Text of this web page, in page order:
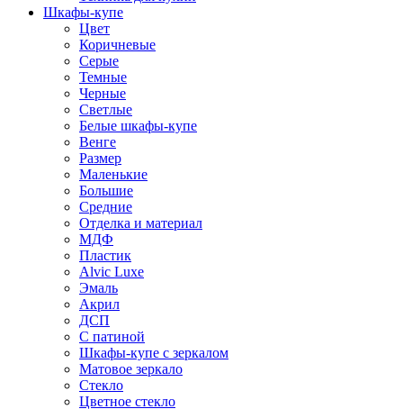
Шкафы-купе
Цвет
Коричневые
Серые
Темные
Черные
Светлые
Белые шкафы-купе
Венге
Размер
Маленькие
Большие
Средние
Отделка и материал
МДФ
Пластик
Alvic Luxe
Эмаль
Акрил
ДСП
С патиной
Шкафы-купе с зеркалом
Матовое зеркало
Стекло
Цветное стекло